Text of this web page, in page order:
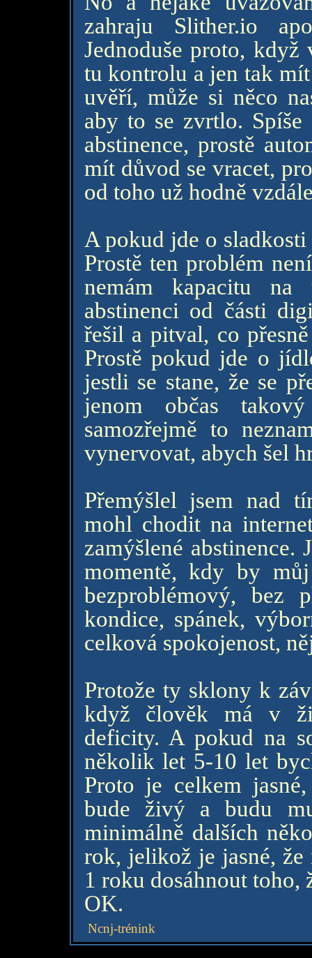
zahraju Slither.io
Jednoduše proto,
tu kontrolu a jen tak
uvěří, může si něco
aby to se zvrtlo.
abstinence, prostě
mít důvod se vracet,
od toho už hodně
A pokud jde o
Prostě ten problém
nemám kapacitu
abstinenci od části
řešil a pitval, co
Prostě pokud jde o
jestli se stane, že se
jenom občas
samozřejmě to
vynervovat, abych šel
Přemýšlel jsem nad
mohl chodit na
zamýšlené abstinence.
momentě, kdy by
bezproblémový, bez
kondice, spánek,
celková spokojenost,
Protože ty sklony k
když člověk má v
deficity. A pokud na
několik let 5-10 let
Proto je celkem
bude živý a budu
minimálně dalších
rok, jelikož je jasné, že
1 roku dosáhnout toho,
OK.
Ncnj-trénink